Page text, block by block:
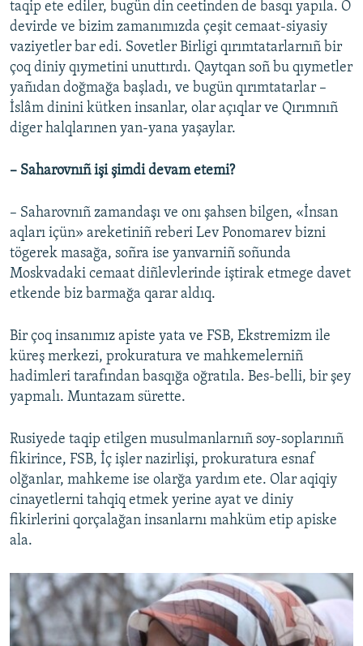
taqip ete ediler, bugün din ceetinden de basqı yapıla. O
devirde ve bizim zamanımızda çeşit cemaat-siyasiy
vaziyetler bar edi. Sovetler Birligi qırımtatarlarnıñ bir
çoq diniy qıymetini unuttırdı. Qaytqan soñ bu qıymetler
yañıdan doğmağa başladı, ve bugün qırımtatarlar –
İslâm dinini kütken insanlar, olar açıqlar ve Qırımnıñ
diger halqlarınen yan-yana yaşaylar.
– Saharovnıñ işi şimdi devam etemi?
– Saharovnıñ zamandaşı ve onı şahsen bilgen, «İnsan
aqları içün» areketiniñ reberi Lev Ponomarev bizni
tögerek masağa, soñra ise yanvarniñ soñunda
Moskvadaki cemaat diñlevlerinde iştirak etmege davet
etkende biz barmağa qarar aldıq.
Bir çoq insanımız apiste yata ve FSB, Ekstremizm ile
küreş merkezi, prokuratura ve mahkemelerniñ
hadimleri tarafından basqığa oğratıla. Bes-belli, bir şey
yapmalı. Muntazam sürette.
Rusiyede taqip etilgen musulmanlarnıñ soy-soplarınıñ
fikirince, FSB, İç işler nazirlişi, prokuratura esnaf
olğanlar, mahkeme ise olarğa yardım ete. Olar aqiqiy
cinayetlerni tahqiq etmek yerine ayat ve diniy
fikirlerini qorçalağan insanlarnı mahküm etip apiske
ala.